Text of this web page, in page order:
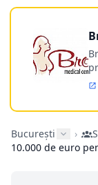
București ›
10.000 de euro